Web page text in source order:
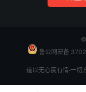
若非官事
鬼曜星辰
鲁公网安备
道以无心度有情·一切